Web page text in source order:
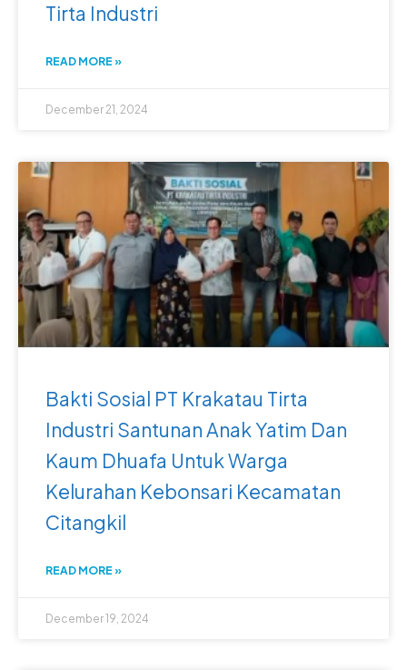
Tirta Industri
READ MORE »
December 21, 2024
Bakti Sosial PT Krakatau Tirta
Industri Santunan Anak Yatim Dan
Kaum Dhuafa Untuk Warga
Kelurahan Kebonsari Kecamatan
Citangkil
READ MORE »
December 19, 2024